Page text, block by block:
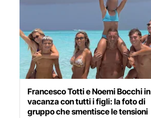
Francesco Totti e Noemi Bocchi in
vacanza con tutti i figli: la foto di
gruppo che smentisce le tensioni